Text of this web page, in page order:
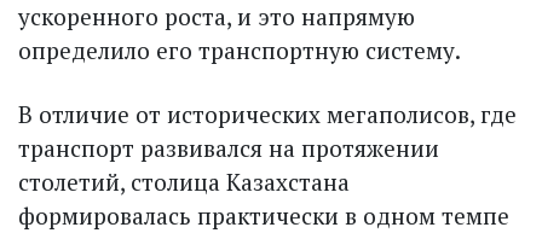
ускоренного роста, и это напрямую
определило его транспортную систему.
В отличие от исторических мегаполисов, где
транспорт развивался на протяжении
столетий, столица Казахстана
формировалась практически в одном темпе